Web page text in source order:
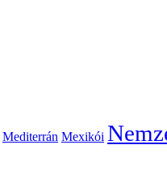
Mediterrán Mexikói